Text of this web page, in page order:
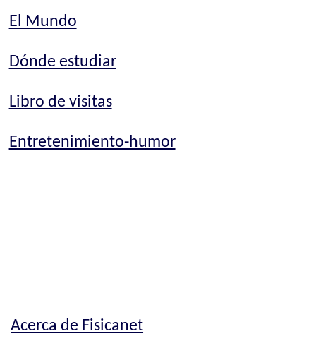
El Mundo
Dónde estudiar
Libro de visitas
Entretenimiento-humor
Acerca de Fisicanet